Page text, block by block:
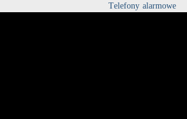
Telefony alarmowe